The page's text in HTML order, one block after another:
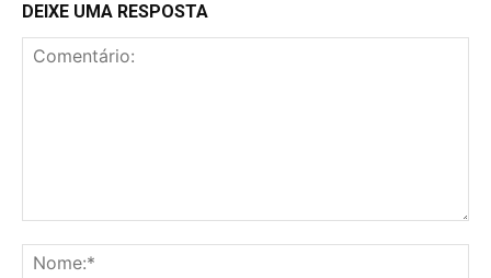
DEIXE UMA RESPOSTA